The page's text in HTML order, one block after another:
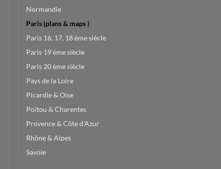
Normandie
Paris (plans & maps )
Paris 16, 17, 18 ème siècle
Paris 19 ème siècle
Paris 20 ème siècle
Pays de la Loire
Picardie & Oise
Poitou & Charentes
Provence & Côte d'Azur
Rhône & Alpes
Savoie